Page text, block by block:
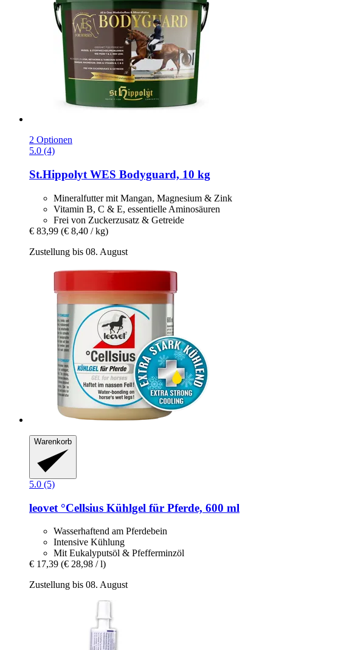
2 Optionen
5.0 (4)
St.Hippolyt WES Bodyguard, 10 kg
Mineralfutter mit Mangan, Magnesium & Zink
Vitamin B, C & E, essentielle Aminosäuren
Frei von Zuckerzusatz & Getreide
€ 83,99 (€ 8,40 / kg)
Zustellung bis 08. August
Warenkorb
5.0 (5)
leovet °Cellsius Kühlgel für Pferde, 600 ml
Wasserhaftend am Pferdebein
Intensive Kühlung
Mit Eukalyputsöl & Pfefferminzöl
€ 17,39 (€ 28,98 / l)
Zustellung bis 08. August